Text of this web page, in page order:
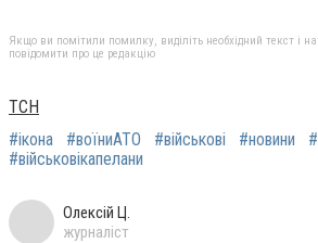
Якщо ви помітили помилку, виділіть необхідний текст і
повідомити про це редакцію
ТСН
#ікона
#воїниАТО #військові #новини
#військовікапелани
Олексій Ц.
журналіст